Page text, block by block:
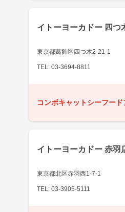
イトーヨーカドー 四つ
東京都葛飾区四つ木2-21-1
TEL: 03-3694-8811
コンボキャットシーフー
イトーヨーカドー 赤羽
東京都北区赤羽西1-7-1
TEL: 03-3905-5111